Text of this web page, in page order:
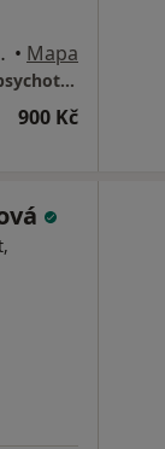
Hradiště) • Mapa
Mgr. Veronika Krausová, DiS. - psycholog a psychoterapeut
900 Kč